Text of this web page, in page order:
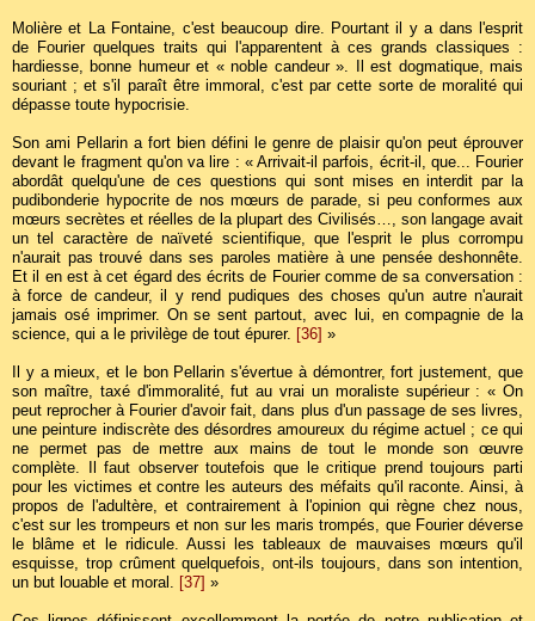
Molière et La Fontaine, c'est beaucoup dire. Pourtant il y a dans l'esprit
de Fourier quelques traits qui l'apparentent à ces grands classiques :
hardiesse, bonne humeur et « noble candeur ». Il est dogmatique, mais
souriant ; et s'il paraît être immoral, c'est par cette sorte de moralité qui
dépasse toute hypocrisie.
Son ami Pellarin a fort bien défini le genre de plaisir qu'on peut éprouver
devant le fragment qu'on va lire : « Arrivait-il parfois, écrit-il, que... Fourier
abordât quelqu'une de ces questions qui sont mises en interdit par la
pudibonderie hypocrite de nos mœurs de parade, si peu conformes aux
mœurs secrètes et réelles de la plupart des Civilisés…, son langage avait
un tel caractère de naïveté scientifique, que l'esprit le plus corrompu
n'aurait pas trouvé dans ses paroles matière à une pensée deshonnête.
Et il en est à cet égard des écrits de Fourier comme de sa conversation :
à force de candeur, il y rend pudiques des choses qu'un autre n'aurait
jamais osé imprimer. On se sent partout, avec lui, en compagnie de la
science, qui a le privilège de tout épurer. [36] »
Il y a mieux, et le bon Pellarin s'évertue à démontrer, fort justement, que
son maître, taxé d'immoralité, fut au vrai un moraliste supérieur : « On
peut reprocher à Fourier d'avoir fait, dans plus d'un passage de ses livres,
une peinture indiscrète des désordres amoureux du régime actuel ; ce qui
ne permet pas de mettre aux mains de tout le monde son œuvre
complète. Il faut observer toutefois que le critique prend toujours parti
pour les victimes et contre les auteurs des méfaits qu'il raconte. Ainsi, à
propos de l'adultère, et contrairement à l'opinion qui règne chez nous,
c'est sur les trompeurs et non sur les maris trompés, que Fourier déverse
le blâme et le ridicule. Aussi les tableaux de mauvaises mœurs qu'il
esquisse, trop crûment quelquefois, ont-ils toujours, dans son intention,
un but louable et moral. [37] »